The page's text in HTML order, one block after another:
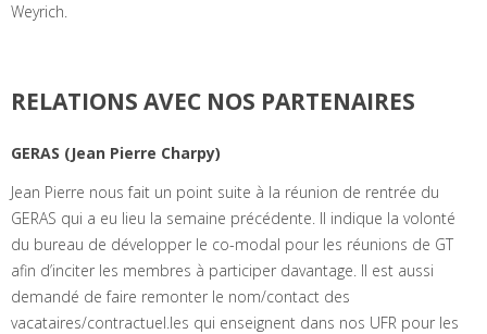
Weyrich.
RELATIONS AVEC NOS PARTENAIRES
GERAS (Jean Pierre Charpy)
Jean Pierre nous fait un point suite à la réunion de rentrée du
GERAS qui a eu lieu la semaine précédente. Il indique la volonté
du bureau de développer le co-modal pour les réunions de GT
afin d’inciter les membres à participer davantage. Il est aussi
demandé de faire remonter le nom/contact des
vacataires/contractuel.les qui enseignent dans nos UFR pour les